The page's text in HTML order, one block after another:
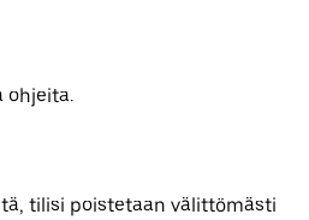
ohjeita.
tilisi poistetaan välittömästi